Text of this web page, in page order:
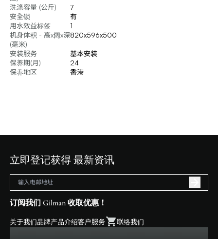
洗涤容量 (公斤)
7
安全锁
有
用水效益标签
1
机身体积 - 高x阔x深
(毫米)
820x596x500
安装服务
基本安装
保养期(月)
24
保养地区
香港
立即登记获得 最新资讯
订阅我们 Gilman 收取优惠！
关于我们品牌产品介绍客户服务 联络我们